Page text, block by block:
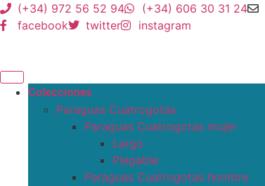
(+34) 972 56 52 94 (+34) 606 30 31 24
facebook
twitter instagram
Colecciones
Paraguas Cuatrogotas
Paraguas Cuatrogotas mujer
Largo
Plegable
Paraguas Cuatrogotas hombre